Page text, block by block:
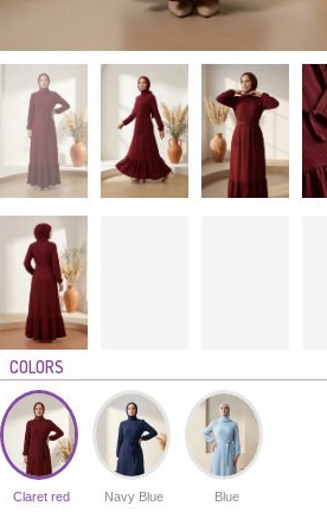
COLORS
Claret red Navy Blue Blue